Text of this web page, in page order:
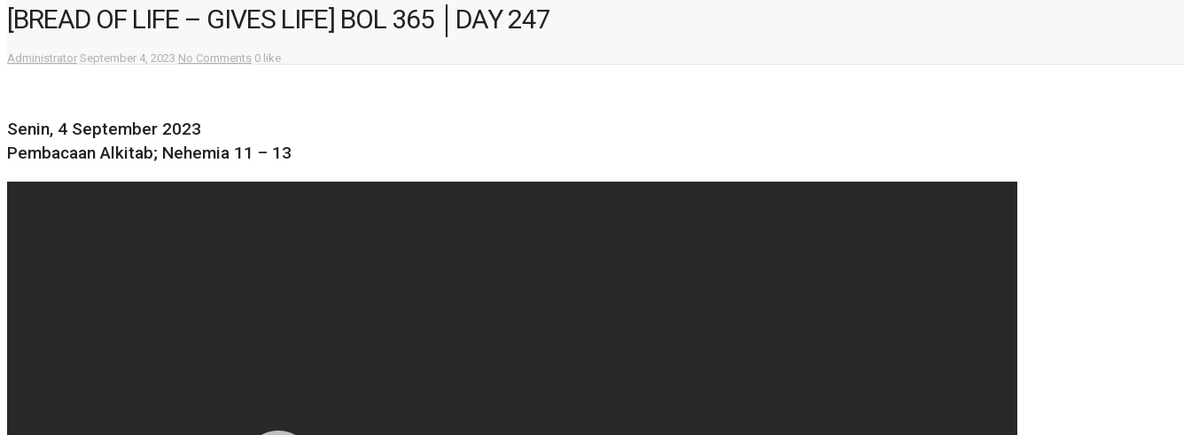
[BREAD OF LIFE – GIVES LIFE] BOL 365 │DAY 247
Administrator September 4, 2023 No Comments 0 like
Senin, 4 September 2023
Pembacaan Alkitab; Nehemia 11 – 13